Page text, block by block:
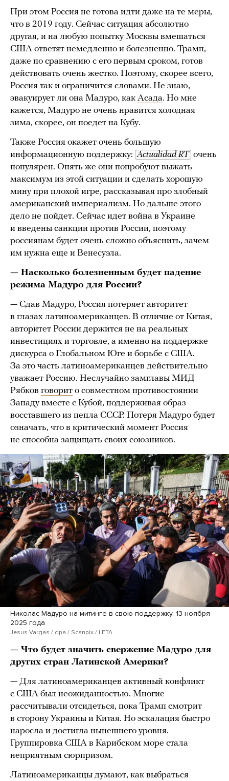
При этом Россия не готова идти даже на те меры,
что в 2019 году. Сейчас ситуация абсолютно
другая, и на любую попытку Москвы вмешаться
США ответят немедленно и болезненно. Трамп,
даже по сравнению с его первым сроком, готов
действовать очень жестко. Поэтому, скорее всего,
Россия так и ограничится словами. Не знаю,
эвакуирует ли она Мадуро, как Асада. Но мне
кажется, Мадуро не очень нравится холодная
зима, скорее, он поедет на Кубу.
Также Россия окажет очень большую
информационную поддержку: Actualidad RT очень
популярен. Опять же они попробуют выжать
максимум из этой ситуации и сделать хорошую
мину при плохой игре, рассказывая про злобный
американский империализм. Но дальше этого
дело не пойдет. Сейчас идет война в Украине
и введены санкции против России, поэтому
россиянам будет очень сложно объяснить, зачем
им нужна еще и Венесуэла.
— Насколько болезненным будет падение
режима Мадуро для России?
— Сдав Мадуро, Россия потеряет авторитет
в глазах латиноамериканцев. В отличие от Китая,
авторитет России держится не на реальных
инвестициях и торговле, а именно на поддержке
дискурса о Глобальном Юге и борьбе с США.
За это часть латиноамериканцев действительно
уважает Россию. Неслучайно замглавы МИД
Рябков говорит о совместном противостоянии
Западу вместе с Кубой, поддерживая образ
восставшего из пепла СССР. Потеря Мадуро будет
означать, что в критический момент Россия
не способна защищать своих союзников.
Николас Мадуро на митинге в свою поддержку. 13 ноября
2025 года
Jesus Vargas / dpa / Scanpix / LETA
— Что будет значить свержение Мадуро для
других стран Латинской Америки?
— Для латиноамериканцев активный конфликт
с США был неожиданностью. Многие
рассчитывали отсидеться, пока Трамп смотрит
в сторону Украины и Китая. Но эскалация быстро
наросла и достигла нынешнего уровня.
Группировка США в Карибском море стала
неприятным сюрпризом.
Латиноамериканцы думают, как выбраться